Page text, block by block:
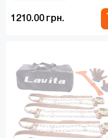
1210.00 грн.